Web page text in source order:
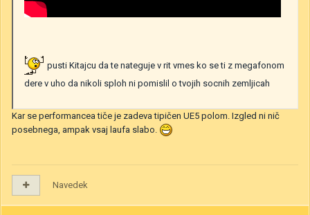
pusti Kitajcu da te nateguje v rit vmes ko se ti z megafonom
dere v uho da nikoli sploh ni pomislil o tvojih socnih zemljicah
Kar se performancea tiče je zadeva tipičen UE5 polom. Izgled ni nič
posebnega, ampak vsaj laufa slabo.
Navedek